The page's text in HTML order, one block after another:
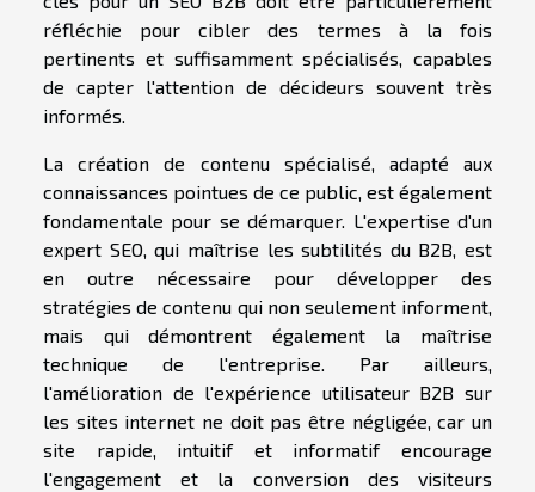
réfléchie pour cibler des termes à la fois
pertinents et suffisamment spécialisés, capables
de capter l'attention de décideurs souvent très
informés.
La création de contenu spécialisé, adapté aux
connaissances pointues de ce public, est également
fondamentale pour se démarquer. L'expertise d'un
expert SEO, qui maîtrise les subtilités du B2B, est
en outre nécessaire pour développer des
stratégies de contenu qui non seulement informent,
mais qui démontrent également la maîtrise
technique de l'entreprise. Par ailleurs,
l'amélioration de l'expérience utilisateur B2B sur
les sites internet ne doit pas être négligée, car un
site rapide, intuitif et informatif encourage
l'engagement et la conversion des visiteurs